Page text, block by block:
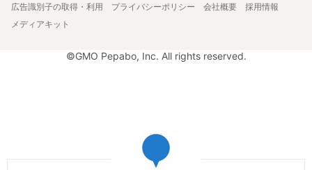
広告識別子の取得・利用
プライバシーポリシー 会社概要
採用情報
メディアキット
©GMO Pepabo, Inc. All rights reserved.